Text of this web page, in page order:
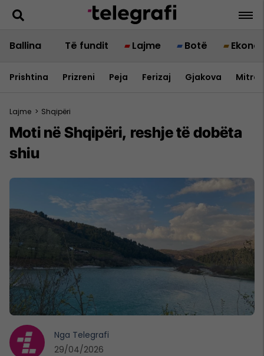
Ballina Të fundit Lajme Botë
Prishtina Prizreni Peja Ferizaj Gjakova
Lajme > Shqipëri
Moti në Shqipëri, reshje të dobëta
shiu
Nga Telegrafi
29/04/2026